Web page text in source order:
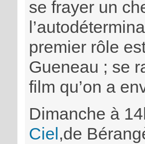
se frayer un
premier rôle
Gueneau ; se
film qu’on a
Dimanche à
Ciel ,de